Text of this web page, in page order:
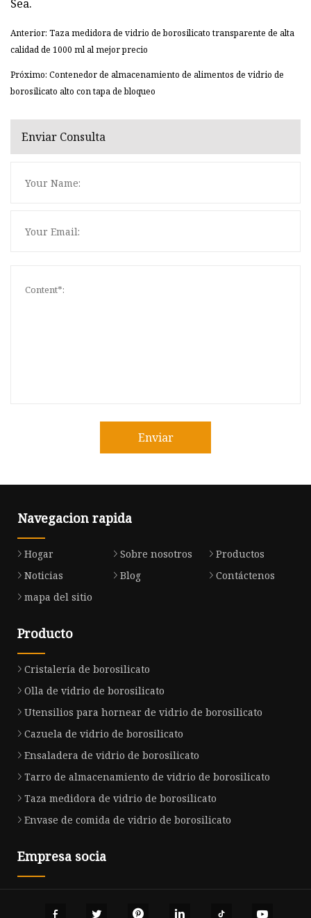
Sea.
Anterior: Taza medidora de vidrio de borosilicato transparente de alta
calidad de 1000 ml al mejor precio
Próximo: Contenedor de almacenamiento de alimentos de vidrio de
borosilicato alto con tapa de bloqueo
Enviar Consulta
Enviar
Navegacion rapida
Hogar Sobre nosotros
Productos
Noticias
Blog
Contáctenos
mapa del sitio
Producto
Cristalería de borosilicato
Olla de vidrio de borosilicato
Utensilios para hornear de vidrio de borosilicato
Cazuela de vidrio de borosilicato
Ensaladera de vidrio de borosilicato
Tarro de almacenamiento de vidrio de borosilicato
Taza medidora de vidrio de borosilicato
Envase de comida de vidrio de borosilicato
Empresa socia